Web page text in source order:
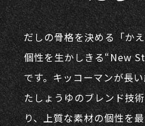
だしの⾻格を決める「か
個性を⽣かしきる“New
です。キッコーマンが⻑
たしょうゆのブレンド技
り、上質な素材の個性を